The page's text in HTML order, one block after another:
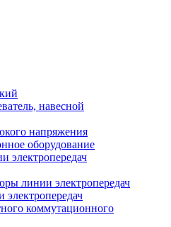
навесной
напряжения
оборудование
электропередач
линии электропередач
коммутационного